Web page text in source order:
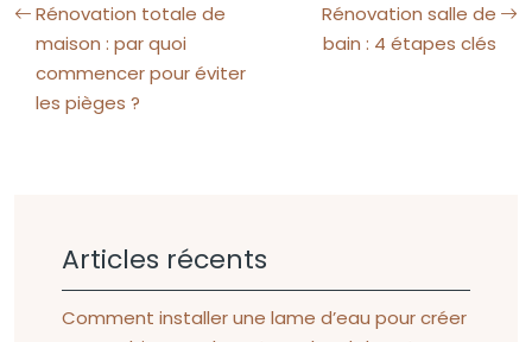
Rénovation totale de
maison : par quoi
commencer pour éviter
les pièges ?
Rénovation salle de
bain : 4 étapes clés
Articles récents
Comment installer une lame d’eau pour créer